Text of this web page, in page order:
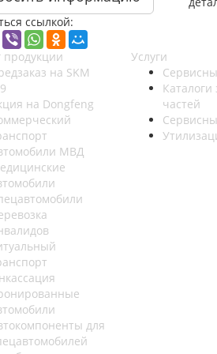
ссылкой:
продукции
на SKM
на Dongfeng
МВД
для
Услуги
частей